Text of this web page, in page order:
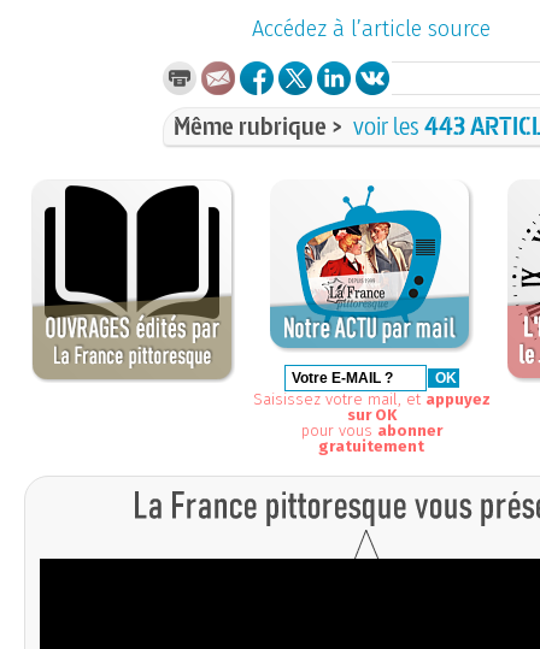
Accédez à l’article source
Même rubrique > voir les443
Saisissez votre mail, et appuyez
sur OK
pour vous abonner
gratuitement